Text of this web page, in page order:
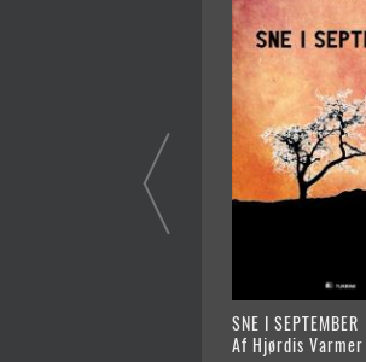
SNE I SEPTEMBER
Af Hjørdis Varmer